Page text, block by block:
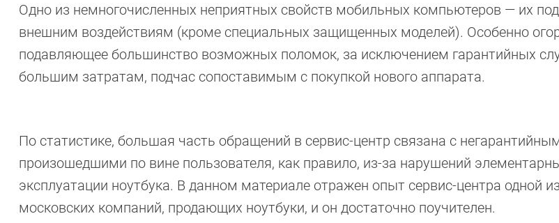
Одно из немногочисленных неприятных свойств мобильных компьютеров — их
внешним воздействиям (кроме специальных защищенных моделей). Особенно
подавляющее большинство возможных поломок, за исключением гарантийных
большим затратам, подчас сопоставимым с покупкой нового аппарата.
По статистике, большая часть обращений в сервис-центр связана с
произошедшими по вине пользователя, как правило, из-за нарушений
эксплуатации ноутбука. В данном материале отражен опыт сервис-центра одной
московских компаний, продающих ноутбуки, и он достаточно поучителен.